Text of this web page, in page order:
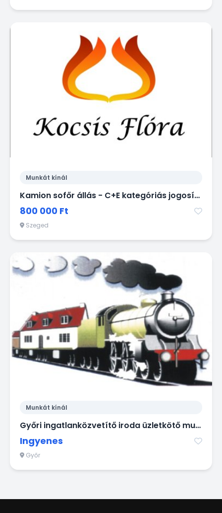
Munkát kínál
Kamion sofőr állás - C+E kategóriás jogosítvánnyal
800 000 Ft
Szeged
Munkát kínál
Győri ingatlanközvetítő iroda üzletkötő munkatársakat keres
Ingyenes
Győr